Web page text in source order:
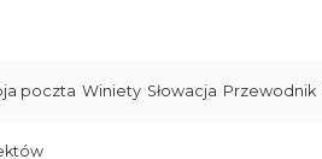
poczta Winiety Słowacja Przewodnik